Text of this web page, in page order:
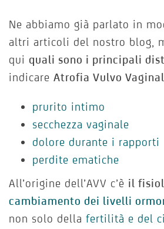
Ne abbiamo già parlato in
altri articoli del nostro blog,
qui quali sono i principali
indicare Atrofia Vulvo
prurito intimo
secchezza vaginale
dolore durante i rapporti
perdite ematiche
All’origine dell’AVV c’è il
cambiamento dei livelli
non solo della fertilità e del